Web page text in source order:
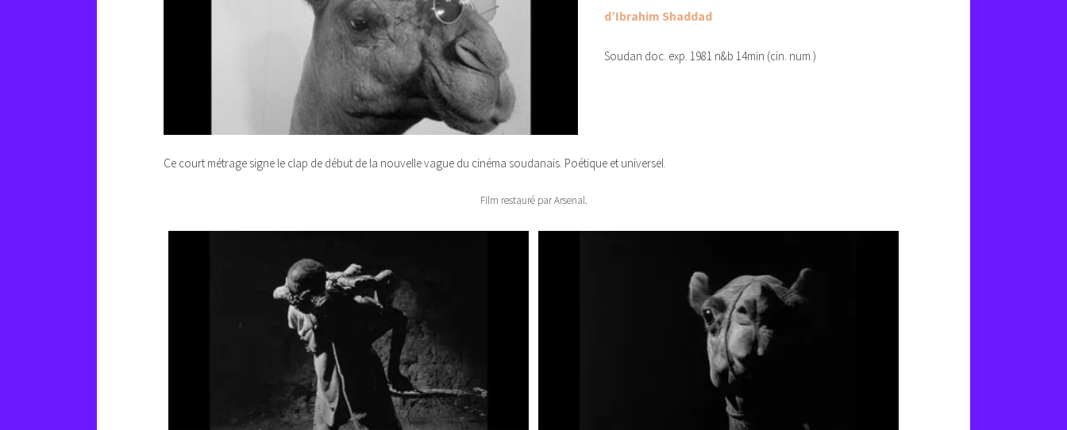
d’Ibrahim Shaddad
Soudan doc. exp. 1981 n&b 14min (cin. num.)
Ce court métrage signe le clap de début de la nouvelle vague du cinéma soudanais. Poétique et universel.
Film restauré par Arsenal.